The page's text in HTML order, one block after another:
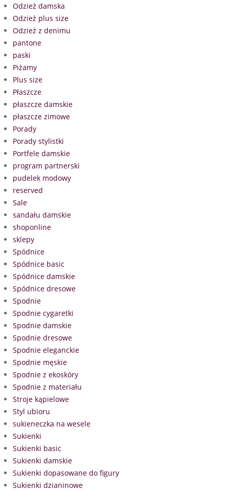
Odzież damska
Odzież plus size
Odzież z denimu
pantone
paski
Piżamy
Plus size
Płaszcze
płaszcze damskie
płaszcze zimowe
Porady
Porady stylistki
Portfele damskie
program partnerski
pudelek modowy
reserved
Sale
sandału damskie
shoponline
sklepy
Spódnice
Spódnice basic
Spódnice damskie
Spódnice dresowe
Spodnie
Spodnie cygaretki
Spodnie damskie
Spodnie dresowe
Spodnie eleganckie
Spodnie męskie
Spodnie z ekoskóry
Spodnie z materiału
Stroje kąpielowe
Styl ubioru
sukieneczka na wesele
Sukienki
Sukienki basic
Sukienki damskie
Sukienki dopasowane do figury
Sukienki dzianinowe